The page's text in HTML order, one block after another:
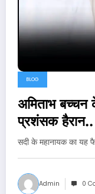
BLOG
अमिताभ
प्रशंसक हैरान..
सदी के महानायक का यह
Admin 0